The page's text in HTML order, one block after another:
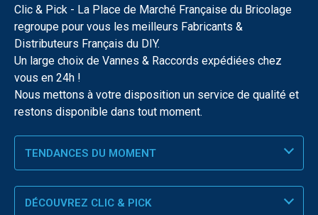
Clic & Pick - La Place de Marché Française du Bricolage
regroupe pour vous les meilleurs Fabricants &
Distributeurs Français du DIY.
Un large choix de Vannes & Raccords expédiées chez
vous en 24h !
Nous mettons à votre disposition un service de qualité et
restons disponible dans tout moment.
TENDANCES DU MOMENT
DÉCOUVREZ CLIC & PICK